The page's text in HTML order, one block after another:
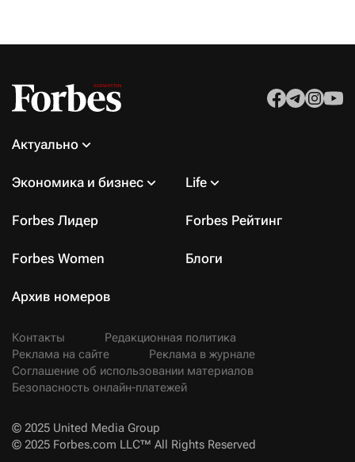
Актуально
Экономика и бизнес Life
Forbes Лидер Forbes Рейтинг
Forbes Women Блоги
Архив номеров
Контакты
Редакционная политика
Реклама на сайте
Реклама в журнале
Соглашение об использовании материалов
Безопасность онлайн-платежей
© 2025 United Media Group
© 2025 Forbes.com LLC™ All Rights Reserved